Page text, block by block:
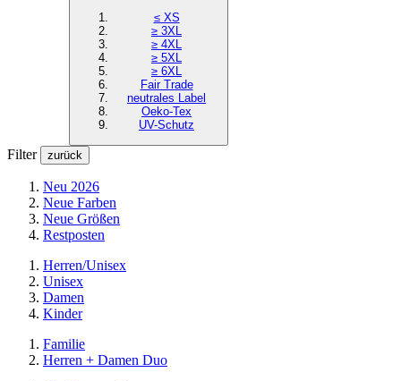
≤ XS
≥ 3XL
≥ 4XL
≥ 5XL
≥ 6XL
Fair Trade
neutrales Label
Oeko-Tex
UV-Schutz
Filter zurück
Neu 2026
Neue Farben
Neue Größen
Restposten
Herren/Unisex
Unisex
Damen
Kinder
Familie
Herren + Damen Duo